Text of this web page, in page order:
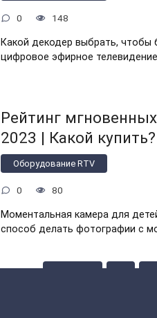
0 148
Какой декодер выбрать, чтобы
цифровое эфирное
Рейтинг
2023 | Какой
Оборудование RTV
0 80
Моментальная камера для
способ делать фотографии с